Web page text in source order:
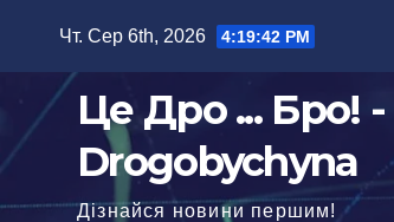
Чт. Сер 6th, 2026 4:19:44 PM
Це Дро ... Бро! -
Drogobychyna
Дізнайся новини першим!